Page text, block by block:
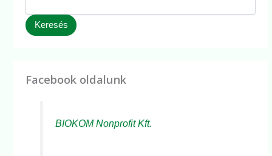
Keresés
Facebook oldalunk
BIOKOM Nonprofit Kft.